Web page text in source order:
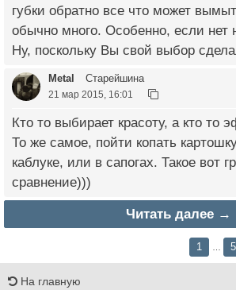
губки обратно все что может
обычно много. Особенно, если нет
Ну, поскольку Вы свой выбор
Metal Старейшина
21 мар 2015, 16:01
Кто то выбирает красоту, а кто то
То же самое, пойти копать
каблуке, или в сапогах. Такое вот
сравнение)))
Читать далее →
1
На главную